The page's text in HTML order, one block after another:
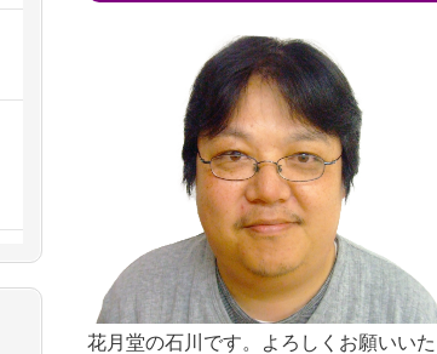
花月堂の石川です。よろしくお願いいた